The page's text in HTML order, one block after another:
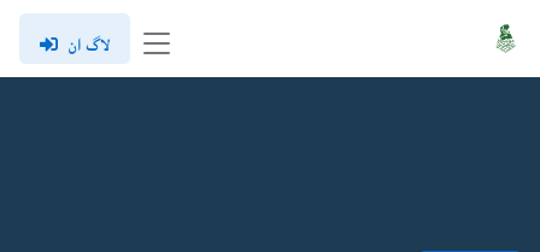
لاگ ان